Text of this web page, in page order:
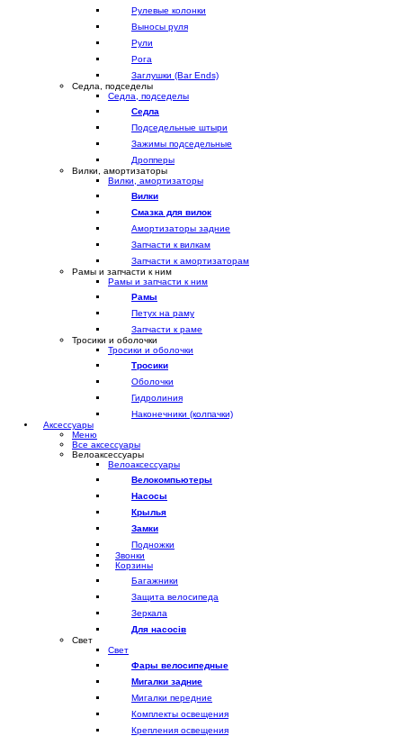
Рулевые колонки
Выносы руля
Рули
Рога
Заглушки (Bar Ends)
Седла, подседелы
Седла, подседелы
Седла
Подседельные штыри
Зажимы подседельные
Дропперы
Вилки, амортизаторы
Вилки, амортизаторы
Вилки
Смазка для вилок
Амортизаторы задние
Запчасти к вилкам
Запчасти к амортизаторам
Рамы и запчасти к ним
Рамы и запчасти к ним
Рамы
Петух на раму
Запчасти к раме
Тросики и оболочки
Тросики и оболочки
Тросики
Оболочки
Гидролиния
Наконечники (колпачки)
Аксессуары
Меню
Все аксессуары
Велоаксессуары
Велоаксессуары
Велокомпьютеры
Насосы
Крылья
Замки
Подножки
Звонки
Корзины
Багажники
Защита велосипеда
Зеркала
Для насосів
Свет
Свет
Фары велосипедные
Мигалки задние
Мигалки передние
Комплекты освещения
Крепления освещения